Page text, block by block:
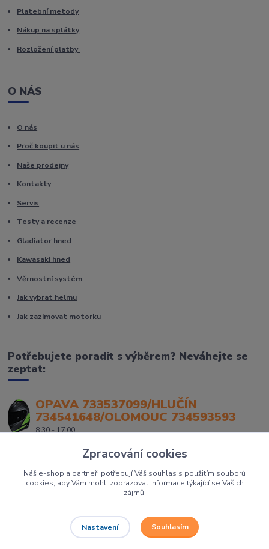
Platební metody
Nákup na splátky
Rozložení platby
O NÁS
O nás
Proč koupit u nás
Naše prodejny
Kontakty
Servis
Testy a recenze
Gladiator hned
Kawasaki hned
Věrnostní systém
Jak vybrat helmu
Jak zazimovat motorku
Potřebujete poradit s výběrem? Neváhejte se
zeptat:
OPAVA 733537099/HLUČÍN
734541648/OLOMOUC 734593593
8:30 - 17:00
Největší prodejce motorek, čtyřkolek a skútrů na Severní Moravě to je
Zpracování cookies
Náš e-shop a partneři potřebují Váš souhlas s použitím souborů
cookies, aby Vám mohli zobrazovat informace týkající se Vašich
zájmů.
Nastavení Souhlasím